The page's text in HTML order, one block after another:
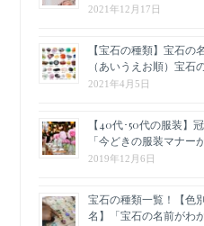
2021年12月17日
【宝石の種類】宝石
（あいうえお順）宝石
2021年4月5日
【40代･50代の服装】
「今どきの服装マナー
2019年12月6日
宝石の種類一覧！【色
名】「宝石の名前がわ